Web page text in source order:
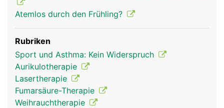
Atemlos durch den Frühling?
Rubriken
Sport und Asthma: Kein Widerspruch
Aurikulotherapie
Lasertherapie
Fumarsäure-Therapie
Weihrauchtherapie